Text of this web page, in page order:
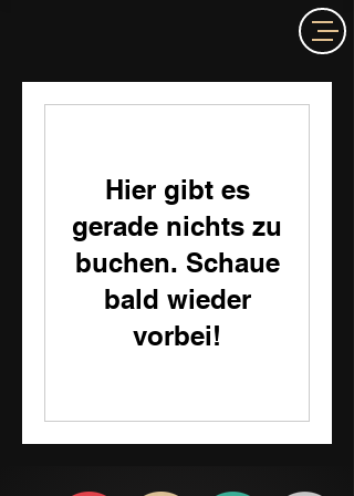
Hier gibt es
gerade nichts zu
buchen. Schaue
bald wieder
vorbei!